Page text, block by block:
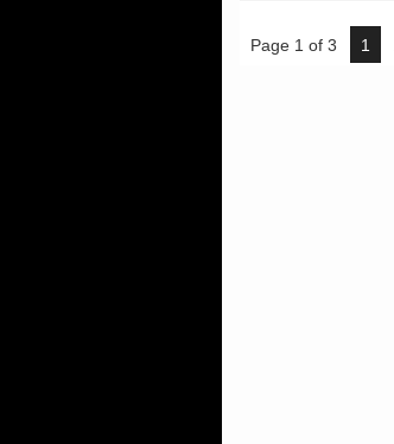
Page 1 of 3 1